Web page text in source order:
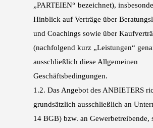
„PARTEIEN“ bezeichnet),
Hinblick auf Verträge über
und Coachings sowie über
(nachfolgend kurz „Leistungen“
ausschließlich diese Allgemeinen
Geschäftsbedingungen.
1.2. Das Angebot des ANBIETERS
grundsätzlich ausschließlich an
14 BGB) bzw. an Gewerbetreibende,